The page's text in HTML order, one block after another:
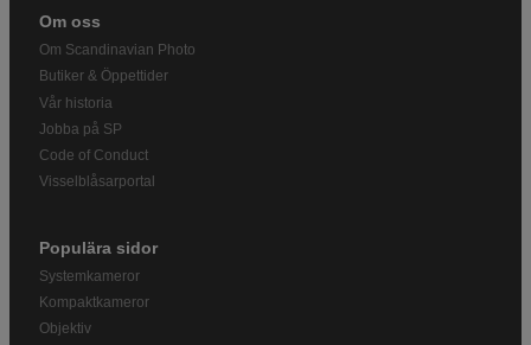
Om oss
Om Scandinavian Photo
Butiker & Öppettider
Vår historia
Jobba på SP
Code of Conduct
Visselblåsarportal
Populära sidor
Systemkameror
Kompaktkameror
Objektiv